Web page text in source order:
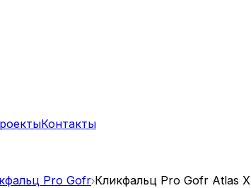
Контакты
Pro Gofr Кликфальц Pro Gofr Atlas X